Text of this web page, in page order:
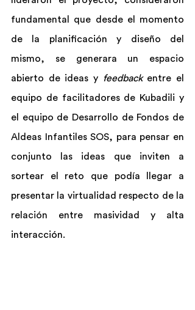
fundamental que desde el momento
de la planificación y diseño del
mismo, se generara un espacio
abierto de ideas y
feedback entre el
equipo de facilitadores de Kubadili y
el equipo de Desarrollo de Fondos de
Aldeas Infantiles SOS, para pensar en
conjunto las ideas que inviten a
sortear el reto que podía llegar a
presentar la virtualidad respecto de la
relación entre masividad y alta
interacción.